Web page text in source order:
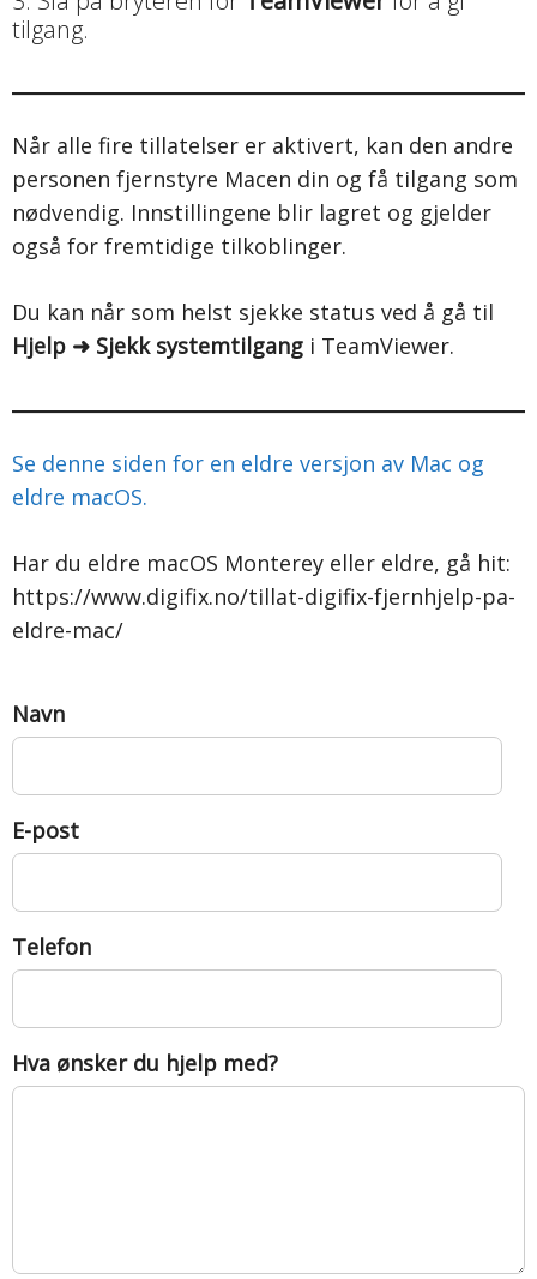
tilgang.
Når alle fire tillatelser er aktivert, kan den andre
personen fjernstyre Macen din og få tilgang som
nødvendig. Innstillingene blir lagret og gjelder
også for fremtidige tilkoblinger.
Du kan når som helst sjekke status ved å gå til
Hjelp ➜ Sjekk systemtilgang i TeamViewer.
Se denne siden for en eldre versjon av Mac og
eldre macOS.
Har du eldre macOS Monterey eller eldre, gå hit:
https://www.digifix.no/tillat-digifix-fjernhjelp-pa-
eldre-mac/
Navn
E-post
Telefon
Hva ønsker du hjelp med?